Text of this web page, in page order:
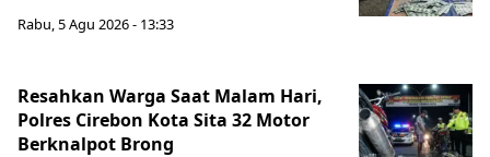
Rabu, 5 Agu 2026 - 13:33
Resahkan Warga Saat Malam Hari,
Polres Cirebon Kota Sita 32 Motor
Berknalpot Brong